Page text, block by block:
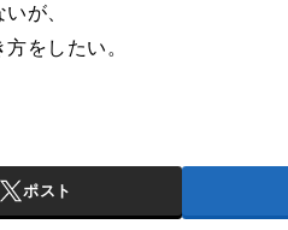
が、
をしたい。
ポスト